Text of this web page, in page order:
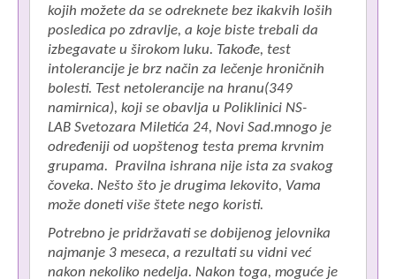
kojih možete da se odreknete bez ikakvih loših
posledica po zdravlje, a koje biste trebali da
izbegavate u širokom luku. Takođe, test
intolerancije je brz način za lečenje hroničnih
bolesti. Test netolerancije na hranu(349
namirnica), koji se obavlja u Poliklinici NS-
LAB Svetozara Miletića 24, Novi Sad.mnogo je
određeniji od uopštenog testa prema krvnim
grupama. Pravilna ishrana nije ista za svakog
čoveka. Nešto što je drugima lekovito, Vama
može doneti više štete nego koristi.
Potrebno je pridržavati se dobijenog jelovnika
najmanje 3 meseca, a rezultati su vidni već
nakon nekoliko nedelja. Nakon toga, moguće je